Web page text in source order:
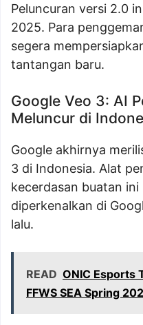
Peluncuran versi 2.0
2025. Para
segera
tantangan baru.
Google Veo 3: AI
Meluncur di
Google akhirnya
3 di Indonesia. Alat
kecerdasan buatan
diperkenalkan di
lalu.
READ ONIC Esports
FFWS SEA Spring